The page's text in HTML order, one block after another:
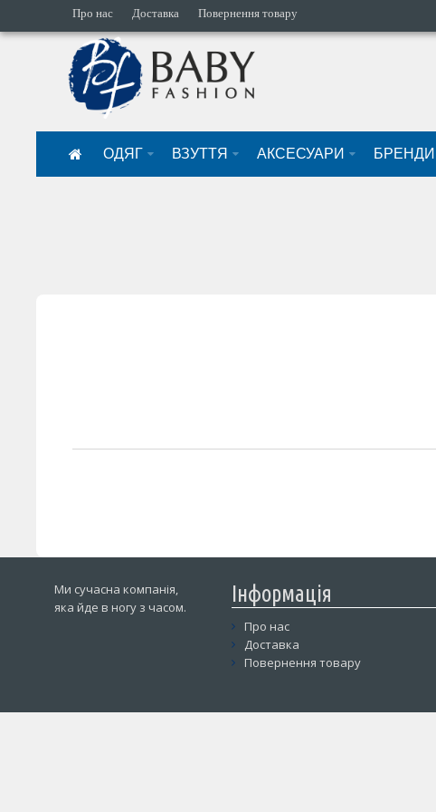
Про нас Доставка Повернення товару
ОДЯГ ВЗУТТЯ АКСЕСУАРИ БРЕНДИ
Ми сучасна компанія,
яка йде в ногу з часом.
Інформація
Про нас
Доставка
Повернення товару